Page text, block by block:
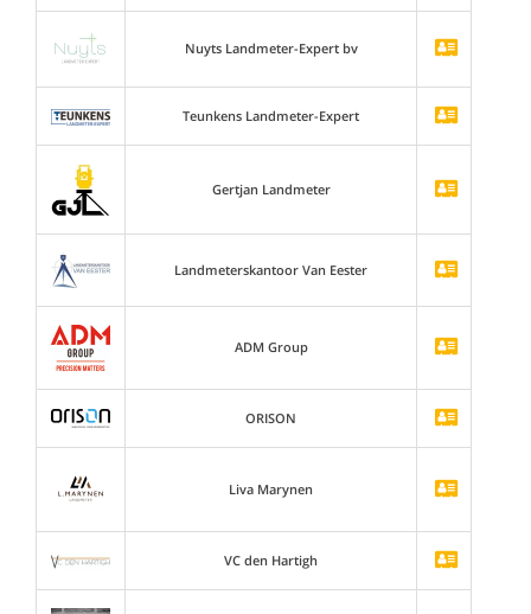
Nuyts Landmeter-Expert bv
Teunkens Landmeter-Expert
Gertjan Landmeter
Landmeterskantoor Van Eester
ADM Group
ORISON
Liva Marynen
VC den Hartigh